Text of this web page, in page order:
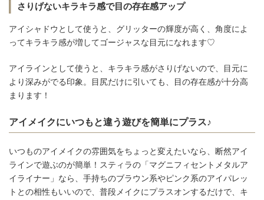
さりげないキラキラ感で目の存在感アップ
アイシャドウとして使うと、グリッターの輝度が高く、角度によ
ってキラキラ感が増してゴージャスな目元になれます♡
アイラインとして使うと、キラキラ感がさりげないので、目元に
より深みがでる印象。目尻だけに引いても、目の存在感が十分高
まります！
アイメイクにいつもと違う遊びを簡単にプラス♪
いつものアイメイクの雰囲気をちょっと変えたいなら、断然アイ
ラインで遊ぶのが簡単！スティラの「マグニフィセントメタルア
イライナー」なら、手持ちのブラウン系やピンク系のアイパレッ
トとの相性もいいので、普段メイクにプラスオンするだけで、キ